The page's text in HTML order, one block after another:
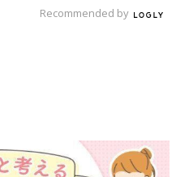
Recommended by